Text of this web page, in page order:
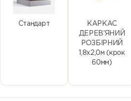
Стандарт
КАРКАС
ДЕРЕВ'ЯНИЙ
РОЗБІРНИЙ
1,8х2,0м (крок
60мм)